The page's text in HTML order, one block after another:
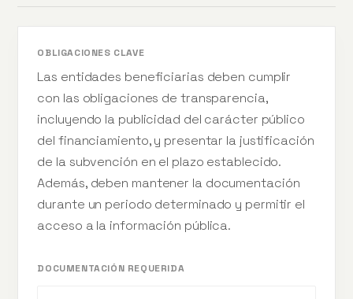
OBLIGACIONES CLAVE
Las entidades beneficiarias deben cumplir
con las obligaciones de transparencia,
incluyendo la publicidad del carácter público
del financiamiento, y presentar la justificación
de la subvención en el plazo establecido.
Además, deben mantener la documentación
durante un periodo determinado y permitir el
acceso a la información pública.
DOCUMENTACIÓN REQUERIDA